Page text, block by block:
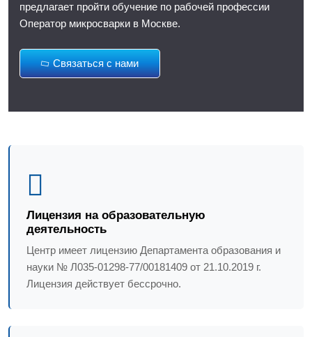
предлагает пройти обучение по рабочей профессии
Оператор микросварки в Москве.
Связаться с нами
Лицензия на образовательную
деятельность
Центр имеет лицензию Департамента образования и
науки № Л035-01298-77/00181409 от 21.10.2019 г.
Лицензия действует бессрочно.